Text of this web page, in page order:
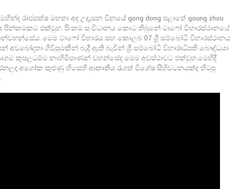
රාජපක්ෂ මහතා අද උදැසන චීනයේ gong dong පළාතේ goung zhou
පින්කමකට එක්වුහ. පිංකම සංවිධානය කොට තිබුනේ ටාෆෝ විහාරස්ථානයේ
මෙම ටාෆෝ විහාරය සහ කොලබ 07 ශ්‍රී සම්බෝධි විහාරස්ථානය
අවබෝදතා ගිවිසුමකින් බැදී ඇති බැවින් ශ්‍රී සම්බෝධි විහාරාධිපති බෞද්ධයා
කුසලධම්ම නාහිමිපාණන් වහන්සේද මෙම අවස්ථාවට එක්වුහ.මෙහිදී
අශෝක කුළුණු හිසෙහි ආකෘතිය රැගත් විශේෂ සිහිවටනයක්ද හිටපු